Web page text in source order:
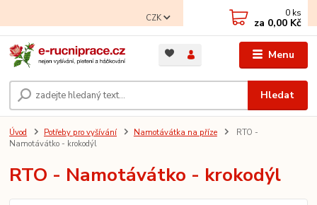
Menu
CZK
Hledat
0 ks
za 0,00 Kč
Úvod Potřeby pro vyšívání Namotávátka na příze
RTO -
Namotávátko - krokodýl
RTO - Namotávátko - krokodýl